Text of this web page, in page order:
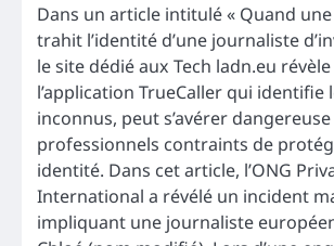
Dans un article intitulé « Quand
trahit l’identité d’une journaliste
le site dédié aux Tech ladn.eu
l’application TrueCaller qui identifie
inconnus, peut s’avérer
professionnels contraints de
identité. Dans cet article, l’ONG
International a révélé un incident
impliquant une journaliste